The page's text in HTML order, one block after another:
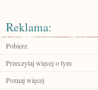
Reklama:
Pobierz
Przeczytaj więcej o tym
Poznaj więcej